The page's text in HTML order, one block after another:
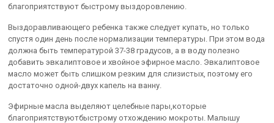
благоприятствуют быстрому выздоровлению.
Выздоравливающего ребенка также следует купать, но только
спустя один день после нормализации температуры. При этом вода
должна быть температурой 37-38 градусов, а в воду полезно
добавить эвкалиптовое и хвойное эфирное масло. Эвкалиптовое
масло может быть слишком резким для слизистых, поэтому его
достаточно одной-двух капель на ванну.
Эфирные масла выделяют целебные пары,которые
благоприятствуютбыстрому отхождению мокроты. Малышу